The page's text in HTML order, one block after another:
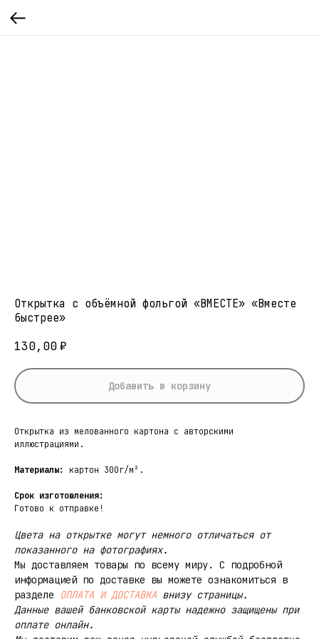
Открытка с объёмной фольгой «ВМЕСТЕ» «Вместе
быстрее»
130,00₽
Добавить в корзину
Открытка из мелованного картона с авторскими
иллюстрациями.
Материалы: картон 300г/м².
Срок изготовления:
Готово к отправке!
Цвета на открытке могут немного отличаться от
показанного на фотографиях.
Мы доставляем товары по всему миру. С подробной
информацией по доставке вы можете ознакомиться в
разделе
ОПЛАТА И ДОСТАВКА внизу страницы.
Данные вашей банковской карты надежно защищены при
оплате онлайн.